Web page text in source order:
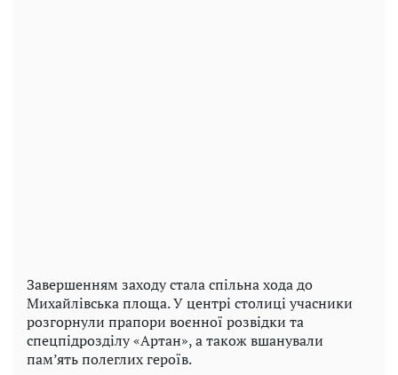
Завершенням заходу стала спільна хода до
Михайлівська площа. У центрі столиці учасники
розгорнули прапори воєнної розвідки та
спецпідрозділу «Артан», а також вшанували
пам’ять полеглих героїв.